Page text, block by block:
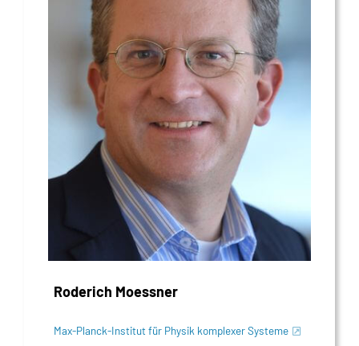
Roderich Moessner
Max-Planck-Institut für Physik komplexer Systeme